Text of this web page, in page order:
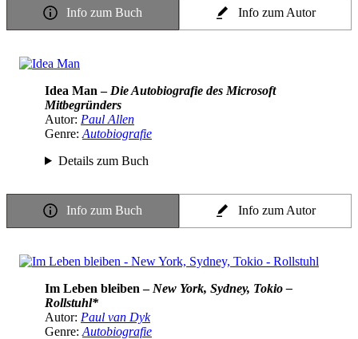
Info zum Buch Info zum Autor
Idea Man – Die Autobiografie des Microsoft
Mitbegründers
Autor: Paul Allen
Genre: Autobiografie
Details zum Buch
Info zum Buch Info zum Autor
Im Leben bleiben – New York, Sydney, Tokio –
Rollstuhl*
Autor: Paul van Dyk
Genre: Autobiografie